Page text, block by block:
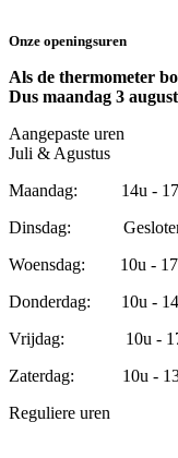
Onze openingsuren
Als de thermometer
Dus maandag 3
Aangepaste uren
Juli & Agustus
Maandag: 14u -
Dinsdag:
Woensdag: 10u -
Donderdag: 10u -
Vrijdag: 10u -
Zaterdag: 10u -
Reguliere uren